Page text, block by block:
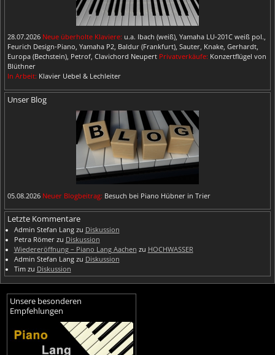
28.07.2026 Neue überholte Klaviere: u.a. Ibach (weiß), Yamaha LU-201C weiß pol.,
Feurich Design-Piano, Yamaha P2, Baldur (Frankfurt), Sauter, Knake, Gerhardt,
Europa (Bechstein), Petrof, Clavichord Neupert Privatverkäufe: Konzertflügel von
Blüthner
In Arbeit: Klavier Uebel & Lechleiter
Unser Blog
05.08.2026 Neuer Blogbeitrag: Besuch bei Piano Hübner in Trier
Letzte Kommentare
Admin Stefan Langzu Diskussion
Petra Römerzu Diskussion
Wiedereröffnung – Piano Lang Aachen zu HOCHWASSER
Admin Stefan Langzu Diskussion
Timzu Diskussion
Unsere besonderen
Empfehlungen